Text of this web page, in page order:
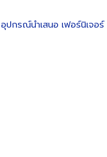
อุปกรณ์นำเสนอ เฟอร์นิเจอร์